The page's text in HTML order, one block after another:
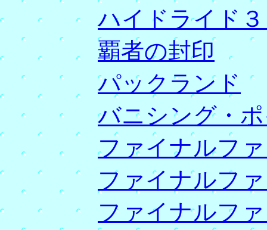
ハイドライド
覇者の封印
パックランド
バニシング・
ファイナルフ
ファイナルフ
ファイナルフ